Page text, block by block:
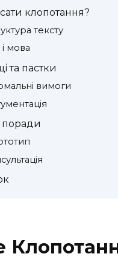
клопотання?
тексту
мова
та пастки
вимоги
поради